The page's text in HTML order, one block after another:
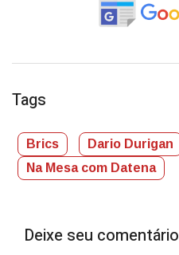
Tags
Brics Dario Durigan
Na Mesa com Datena
Deixe seu comentário